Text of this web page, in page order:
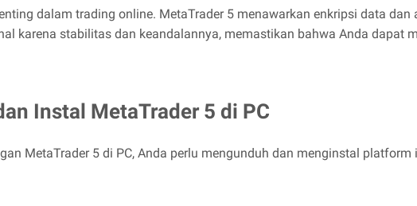
dalam trading online. MetaTrader 5 menawarkan enkripsi data
karena stabilitas dan keandalannya, memastikan bahwa Anda dapat
Instal MetaTrader 5 di PC
MetaTrader 5 di PC, Anda perlu mengunduh dan menginstal